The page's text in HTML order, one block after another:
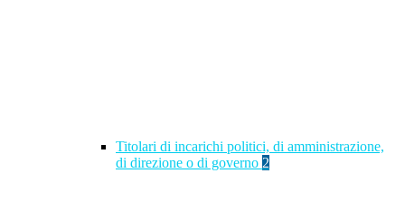
Titolari di incarichi politici, di amministrazione,
di direzione o di governo 2